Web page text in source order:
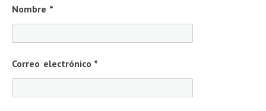
Nombre *
Correo electrónico *